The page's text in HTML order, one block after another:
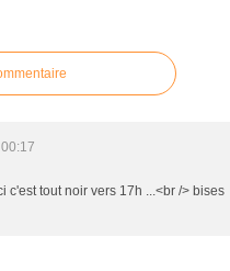
c'est tout noir vers 17h ...<br /> bises